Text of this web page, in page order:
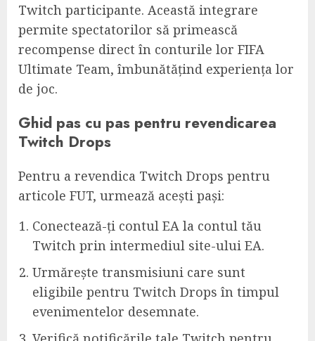
Twitch participante. Această integrare
permite spectatorilor să primească
recompense direct în conturile lor FIFA
Ultimate Team, îmbunătățind experiența lor
de joc.
Ghid pas cu pas pentru revendicarea
Twitch Drops
Pentru a revendica Twitch Drops pentru
articole FUT, urmează acești pași:
Conectează-ți contul EA la contul tău
Twitch prin intermediul site-ului EA.
Urmărește transmisiuni care sunt
eligibile pentru Twitch Drops în timpul
evenimentelor desemnate.